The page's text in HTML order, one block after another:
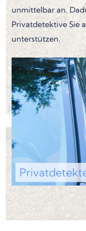
unmittelbar an.
Privatdetektive Sie
unterstützen.